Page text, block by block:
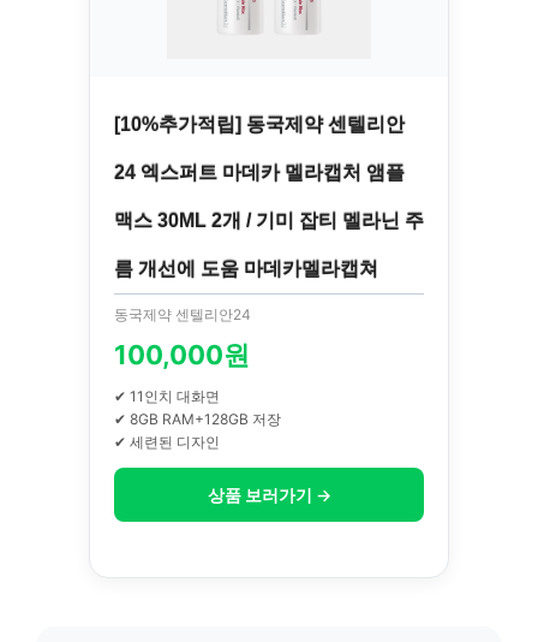
[10%추가적립] 동국제약 센텔리안
24 엑스퍼트 마데카 멜라캡처 앰플
맥스 30ML 2개 / 기미 잡티 멜라닌 주
름 개선에 도움 마데카멜라캡쳐
동국제약 센텔리안24
100,000원
✔ 11인치 대화면
✔ 8GB RAM+128GB 저장
✔ 세련된 디자인
상품 보러가기 →